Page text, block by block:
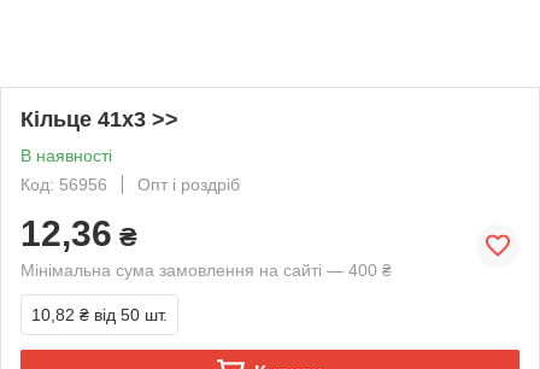
Кільце 41х3 >>
В наявності
Код: 56956
Опт і роздріб
12,36 ₴
Мінімальна сума замовлення на сайті — 400 ₴
10,82 ₴ від 50 шт.